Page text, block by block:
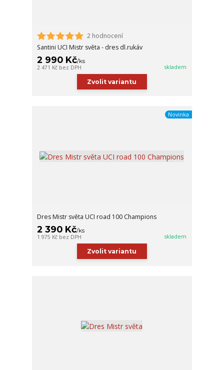
2 hodnocení
Santini UCI Mistr světa - dres dl.rukáv
2 990 Kč/ks
2 471 Kč bez DPH skladem
Zvolit variantu
Novinka
Dres Mistr světa UCI road 100 Champions
2 390 Kč/ks
1 975 Kč bez DPH skladem
Zvolit variantu